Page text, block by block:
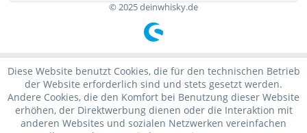
© 2025 deinwhisky.de
Diese Website benutzt Cookies, die für den technischen Betrieb
der Website erforderlich sind und stets gesetzt werden.
Andere Cookies, die den Komfort bei Benutzung dieser Website
erhöhen, der Direktwerbung dienen oder die Interaktion mit
anderen Websites und sozialen Netzwerken vereinfachen